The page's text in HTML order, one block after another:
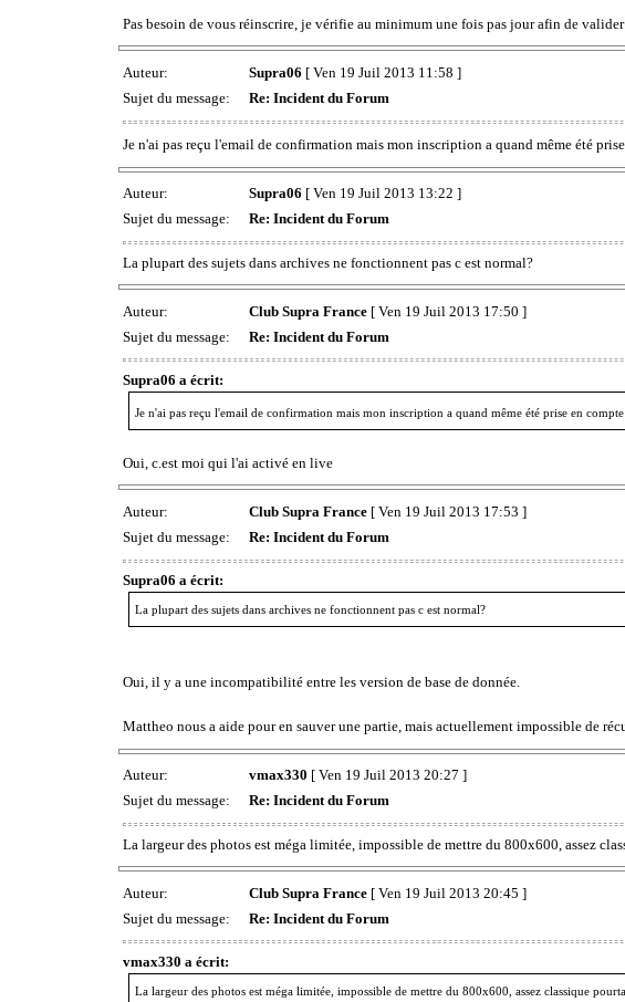
Pas besoin de vous réinscrire, je vérifie au minimum une fois pas jour afin de
Auteur: Supra06 [ Ven 19 Juil 2013 11:58 ]
Sujet du message:
Re: Incident du Forum
Je n'ai pas reçu l'email de confirmation mais mon inscription a quand même été
Auteur: Supra06 [ Ven 19 Juil 2013 13:22 ]
Sujet du message:
Re: Incident du Forum
La plupart des sujets dans archives ne fonctionnent pas c est normal?
Auteur: Club Supra France [ Ven 19 Juil 2013 17:50 ]
Sujet du message:
Re: Incident du Forum
Supra06 a écrit:
Je n'ai pas reçu l'email de confirmation mais mon inscription a quand même été prise en compte
Oui, c.est moi qui l'ai activé en live
Auteur: Club Supra France [ Ven 19 Juil 2013 17:53 ]
Sujet du message:
Re: Incident du Forum
Supra06 a écrit:
La plupart des sujets dans archives ne fonctionnent pas c est normal?
Oui, il y a une incompatibilité entre les version de base de donnée.
Mattheo nous a aide pour en sauver une partie, mais actuellement impossible de
Auteur: vmax330 [ Ven 19 Juil 2013 20:27 ]
Sujet du message:
Re: Incident du Forum
La largeur des photos est méga limitée, impossible de mettre du 800x600, assez
Auteur: Club Supra France [ Ven 19 Juil 2013 20:45 ]
Sujet du message:
Re: Incident du Forum
vmax330 a écrit:
La largeur des photos est méga limitée, impossible de mettre du 800x600, assez classique